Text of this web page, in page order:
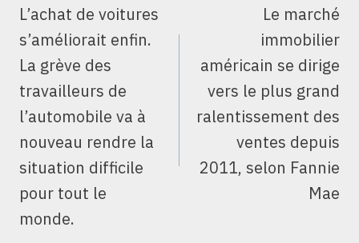
L’ARTICLE
L’achat de voitures
s’améliorait enfin.
La grève des
travailleurs de
l’automobile va à
nouveau rendre la
situation difficile
pour tout le
monde.
Le marché
immobilier
américain se dirige
vers le plus grand
ralentissement des
ventes depuis
2011, selon Fannie
Mae